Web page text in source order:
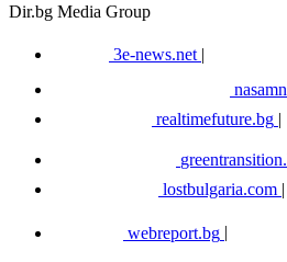
Dir.bg Media Group
3e-news.net |
realtimefuture.bg |
lostbulgaria.com |
webreport.bg